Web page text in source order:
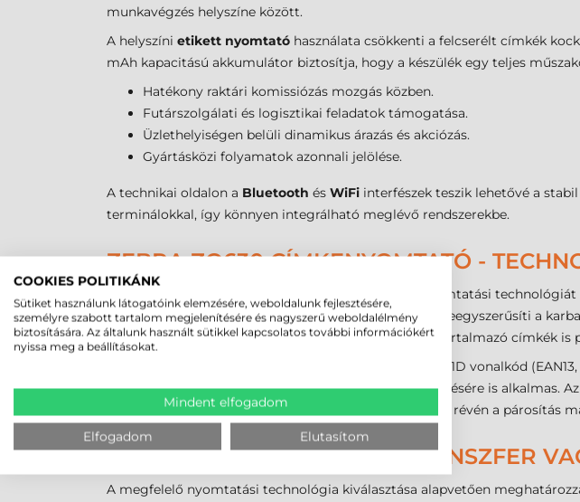
munkavégzés helyszíne között.
A helyszíni etikett nyomtató használata csökkenti a felcserélt címkék
mAh kapacitású akkumulátor biztosítja, hogy a készülék egy teljes
Hatékony raktári komissiózás mozgás közben.
Futárszolgálati és logisztikai feladatok támogatása.
Üzlethelyiségen belüli dinamikus árazás és akciózás.
Gyártásközi folyamatok azonnali jelölése.
A technikai oldalon a Bluetooth és WiFi interfészek teszik lehetővé a
terminálokkal, így könnyen integrálható meglévő rendszerekbe.
ZEBRA ZQ630 CÍMKENYOMTATÓ -
nyomtatási technológiát
szükségtelenné teszi afestékszalaghasználatát, ami leegyszerűsíti a
biztosítja, hogy még a nagyobb mennyiségű adatot tartalmazó címkék is
felbontása ideális minden elterjedt 1D vonalkód
egyszerűbb grafikák, például vállalati logók megjelenítésére is alkalmas.
csatlakozás, aBluetoothés a támogatás révén a párosítás
DIREKT TERMÁL, TERMÁL TRANSZFER
A megfelelő nyomtatási technológia kiválasztása alapvetően
COOKIES POLITIKÁNK
Sütiket használunk látogatóink elemzésére, weboldalunk fejlesztésére,
személyre szabott tartalom megjelenítésére és nagyszerű weboldalélmény
biztosítására. Az általunk használt sütikkel kapcsolatos további információkért
nyissa meg a beállításokat.
Mindent elfogadom
Elfogadom Elutasítom